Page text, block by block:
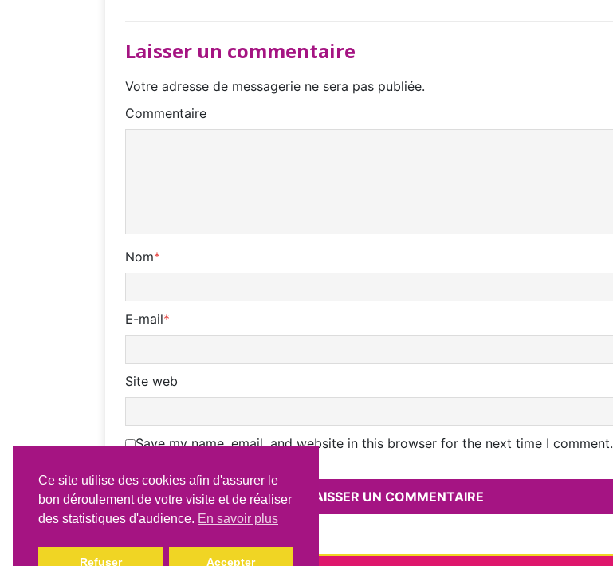
Laisser un commentaire
Votre adresse de messagerie ne sera pas publiée.
Commentaire
Nom*
E-mail*
Site web
Save my name, email, and website in this browser for the next time I comment.
Ce site utilise des cookies afin d'assurer le
bon déroulement de votre visite et de réaliser
des statistiques d'audience. En savoir plus
Refuser Accepter